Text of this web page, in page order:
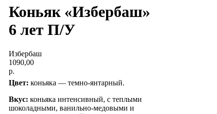
Коньяк «Избербаш»
6 лет П/У
Избербаш
1090,00
р.
Цвет: коньяка — темно-янтарный.
Вкус: коньяка интенсивный, с теплыми
шоколадными, ванильно-медовыми и